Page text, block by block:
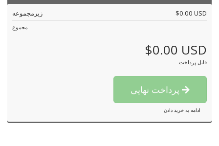
زیرمجموعه $0.00 USD
مجموع
$0.00 USD
قابل پرداخت
ادامه به خرید دادن